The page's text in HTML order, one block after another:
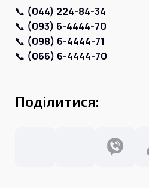
Контакти
Інше
Для дому
Для бізнесу
Карта покриття
Магазин
info@simnet.kiev.ua
Технічна підтримка:
📞 (044) 224-84-34
📞 (093) 6-4444-70
📞 (098) 6-4444-71
📞 (066) 6-4444-70
Поділитися: